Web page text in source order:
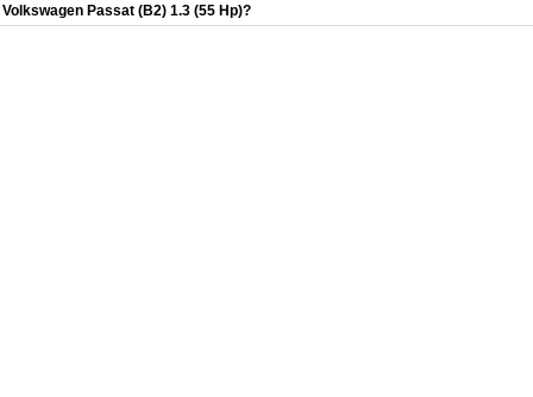
Volkswagen Passat (B2) 1.3 (55 Hp)?